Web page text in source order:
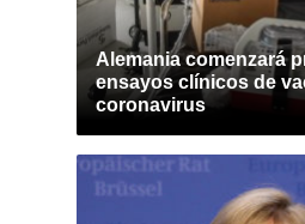
Alemania comenzará
ensayos clínicos de
coronavirus